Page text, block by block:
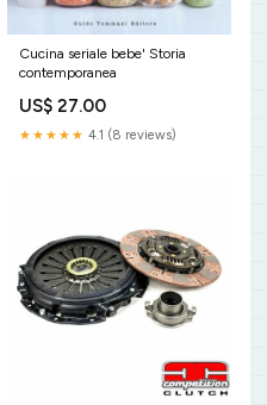
Cucina seriale bebe' Storia
contemporanea
US$ 27.00
★★★★★ 4.1 (8 reviews)